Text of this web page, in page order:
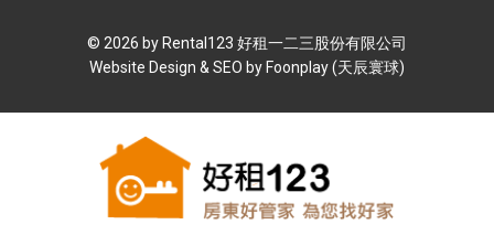
© 2026 by Rental123 好租⼀⼆三股份有限公司
Website Design & SEO by Foonplay (天辰寰球)